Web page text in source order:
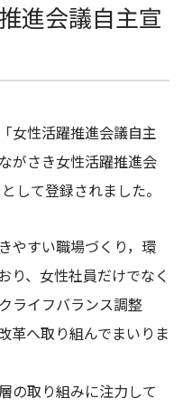
進会議自主宣
女性活躍推進会議自主
がさき女性活躍推進会
して登録されました。
やすい職場づくり，環
り、女性社員だけでなく
ライフバランス調整
革へ取り組んでまいりま
の取り組みに注力して